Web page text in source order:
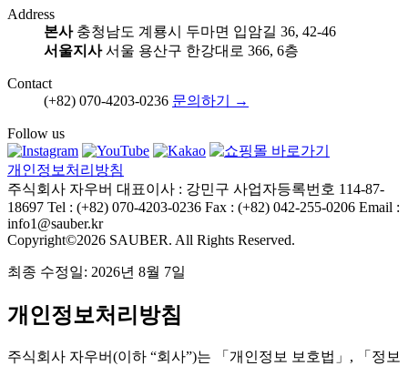
Address
본사 충청남도 계룡시 두마면 입암길 36, 42-46
서울지사 서울 용산구 한강대로 366, 6층
Contact
(+82) 070-4203-0236 문의하기 →
Follow us
개인정보처리방침
주식회사 자우버 대표이사 : 강민구 사업자등록번호 114-87-
18697 Tel : (+82) 070-4203-0236 Fax : (+82) 042-255-0206 Email :
info1@sauber.kr
Copyright©2026 SAUBER. All Rights Reserved.
최종 수정일: 2026년 8월 7일
개인정보처리방침
주식회사 자우버(이하 “회사”)는 「개인정보 보호법」, 「정보